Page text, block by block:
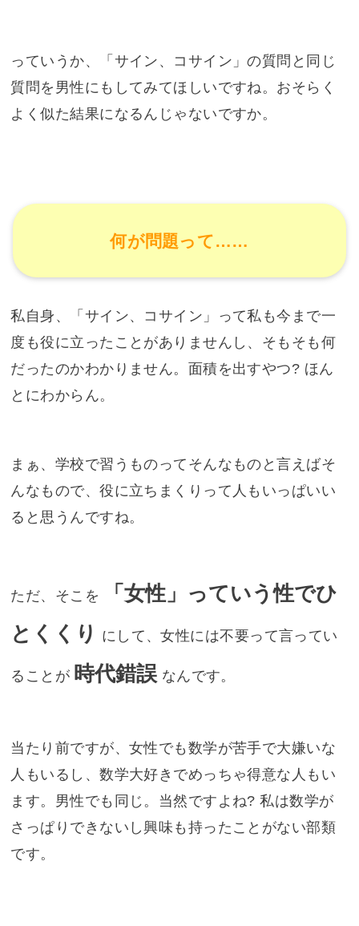
っていうか、「サイン、コサイン」の質問と同じ
質問を男性にもしてみてほしいですね。おそらく
よく似た結果になるんじゃないですか。
何が問題って……
私自身、「サイン、コサイン」って私も今まで一
度も役に立ったことがありませんし、そもそも何
だったのかわかりません。面積を出すやつ? ほん
とにわからん。
まぁ、学校で習うものってそんなものと言えばそ
んなもので、役に立ちまくりって人もいっぱいい
ると思うんですね。
ただ、そこを
「女性」っていう性でひ
とくくり
にして、女性には不要って言ってい
ることが 時代錯誤 なんです。
当たり前ですが、女性でも数学が苦手で大嫌いな
人もいるし、数学大好きでめっちゃ得意な人もい
ます。男性でも同じ。当然ですよね? 私は数学が
さっぱりできないし興味も持ったことがない部類
です。